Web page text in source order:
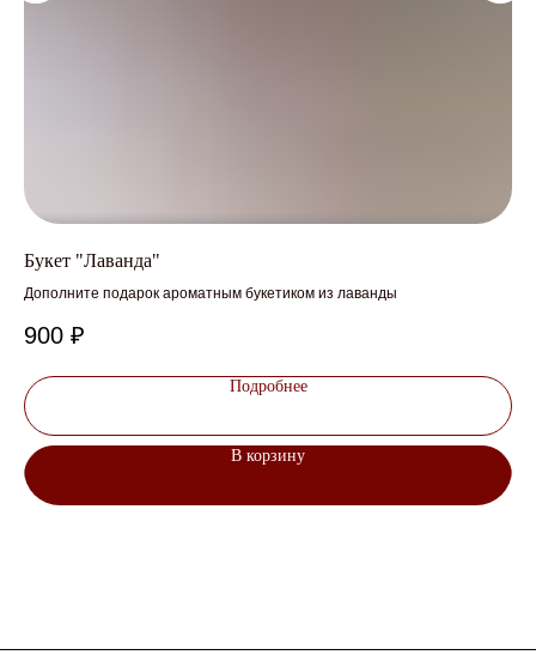
Букет "Лаванда"
Дополните подарок ароматным букетиком из лаванды
900 ₽
Подробнее
В корзину